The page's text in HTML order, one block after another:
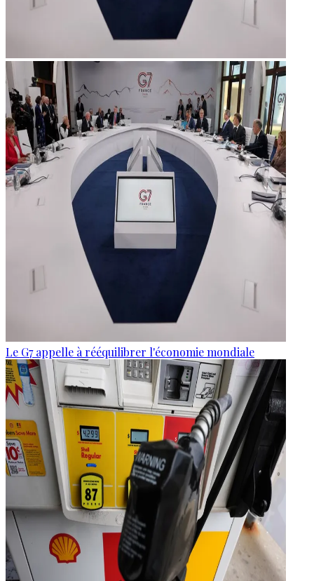
Le G7 appelle à rééquilibrer l'économie mondiale